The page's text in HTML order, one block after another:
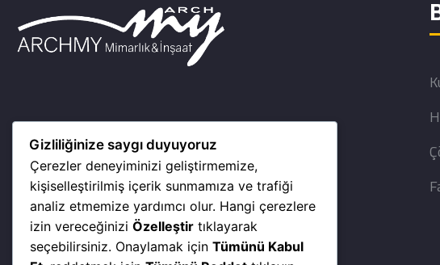
Dünya çapında hizmet sunuyoruz.
Gizliliğinize saygı duyuyoruz
Çerezler deneyiminizi geliştirmemize,
kişiselleştirilmiş içerik sunmamıza ve trafiği
analiz etmemize yardımcı olur. Hangi çerezlere
izin vereceğinizi Özelleştir tıklayarak
seçebilirsiniz. Onaylamak için Tümünü Kabul